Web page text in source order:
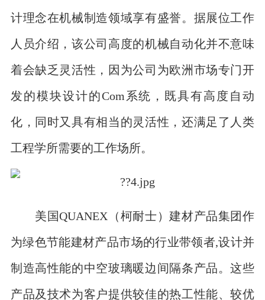
计理念在机械制造领域享有盛誉。据展位工作
人员介绍，该公司高度的机械自动化并不意味
着会缺乏灵活性，因为公司为欧洲市场专门开
发的模块设计的Com系统，既具有高度自动
化，同时又具有相当的灵活性，还满足了人类
工程学所需要的工作场所。
美国QUANEX（柯耐士）建材产品集团作
为绿色节能建材产品市场的行业带领者,设计并
制造高性能的中空玻璃暖边间隔条产品。这些
产品及技术为客户提供较佳的热工性能、较优